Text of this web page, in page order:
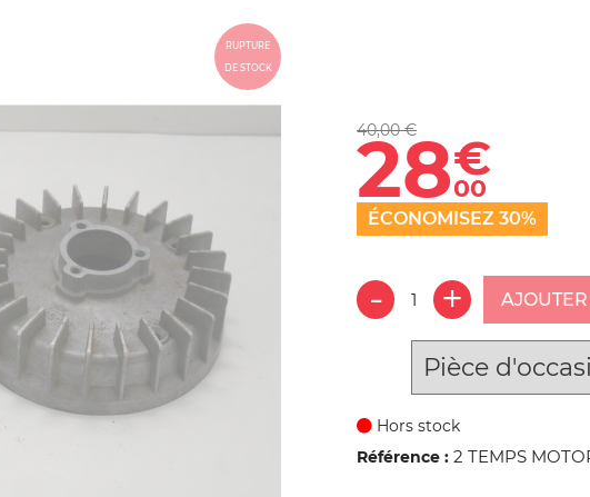
RUPTURE
DE STOCK
40,00 €
28€
00
ÉCONOMISEZ 30%
Pièce
Hors stock
Référence : 2 TEMPS